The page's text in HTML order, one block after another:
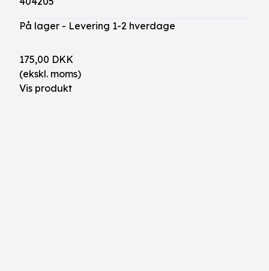
På lager - Levering 1-2 hverdage
175,00 DKK
(ekskl. moms)
Vis produkt